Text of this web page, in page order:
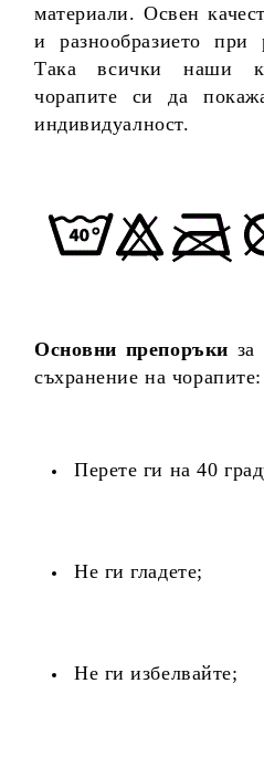
материали. Освен
и разнообразието при
Така всички наши
чорапите си да
индивидуалност.
Основни препоръки за
съхранение на чорапите:
Перете ги на 40
Не ги гладете;
Не ги избелвайте;